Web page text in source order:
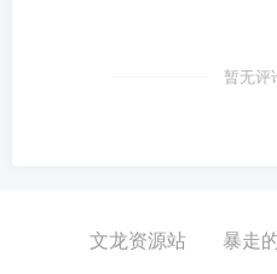
暂无评
文龙资源站 暴走